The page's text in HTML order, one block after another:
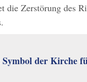
die Zerstörung des
der Kirche